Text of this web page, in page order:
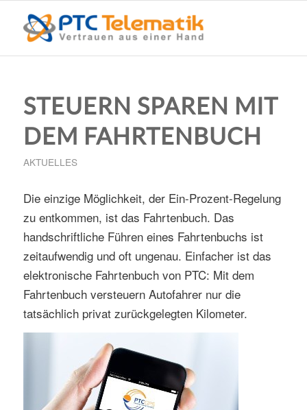
STEUERN SPAREN MIT
DEM FAHRTENBUCH
AKTUELLES
Die einzige Möglichkeit, der Ein-Prozent-Regelung
zu entkommen, ist das Fahrtenbuch. Das
handschriftliche Führen eines Fahrtenbuchs ist
zeitaufwendig und oft ungenau. Einfacher ist das
elektronische Fahrtenbuch von PTC: Mit dem
Fahrtenbuch versteuern Autofahrer nur die
tatsächlich privat zurückgelegten Kilometer.